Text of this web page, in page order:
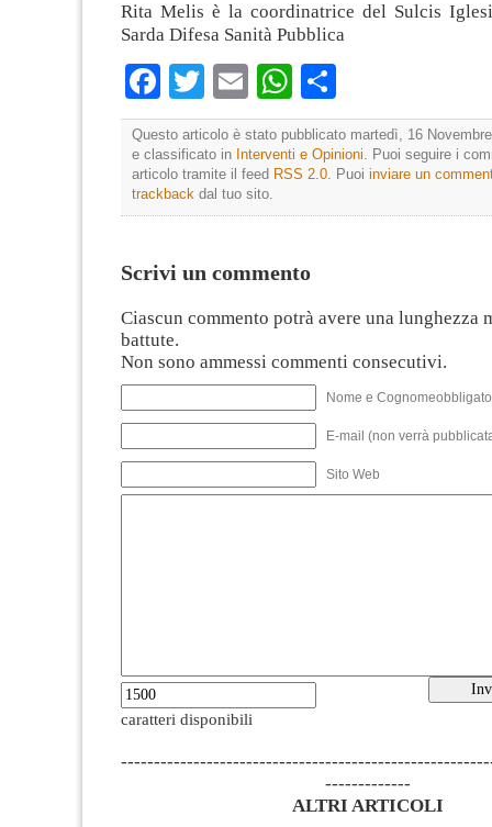
Rita Melis è la coordinatrice del Sulcis
Sarda Difesa Sanità Pubblica
Facebook
TwitterEmailWhatsApp
Questo articolo è stato pubblicato martedì, 16
e classificato in Interventi e Opinioni. Puoi seguire i
articolo tramite il feed RSS 2.0. Puoi inviare un
trackback dal tuo sito.
Scrivi un commento
Ciascun commento potrà avere una lunghezza
battute.
Non sono ammessi commenti consecutivi.
Nome e
E-mail (non verrà
Sito Web
caratteri disponibili
-------------
ALTRI ARTICOLI